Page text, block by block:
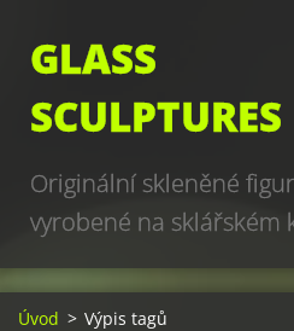
GLASS
SCULPTURES
Originální skleněné
vyrobené na sklářském
design, hand made, art
world unique
Úvod > Výpis tagů